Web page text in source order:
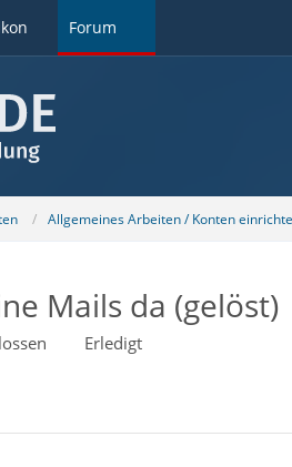
Forum
Allgemeines Arbeiten / Konten
Mails da (gelöst)
Erledigt